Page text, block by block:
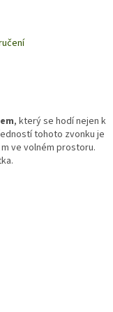
, který se hodí nejen k
tohoto zvonku je
ve volném prostoru.